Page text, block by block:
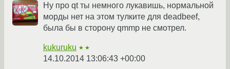
Ну про qt ты немного лукавишь, нормальной
морды нет на этом тулките для deadbeef,
была бы в сторону qmmp не смотрел.
kukuruku ★★
14.10.2014 13:06:43 +00:00